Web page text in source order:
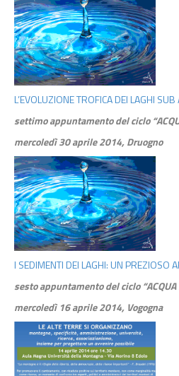
L’EVOLUZIONE TROFICA DEI LAGHI SUB
settimo appuntamento del ciclo
mercoledì 30 aprile 2014, Druogno
I SEDIMENTI DEI LAGHI: UN PREZIOSO
sesto appuntamento del ciclo “ACQUA
mercoledì 16 aprile 2014, Vogogna